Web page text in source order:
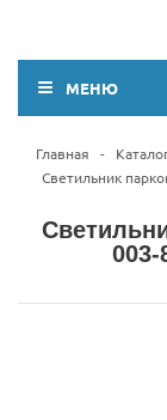
МЕНЮ
Главная -
Светильник
003-